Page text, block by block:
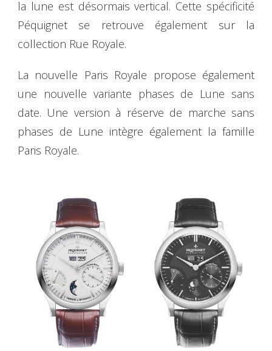
la lune est désormais vertical. Cette spécificité
Péquignet se retrouve également sur la
collection Rue Royale.
La nouvelle Paris Royale propose également
une nouvelle variante phases de Lune sans
date. Une version à réserve de marche sans
phases de Lune intègre également la famille
Paris Royale.